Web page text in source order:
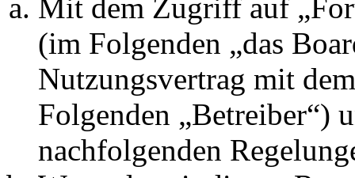
Mit dem Zugriff auf
(im Folgenden „das
Nutzungsvertrag mit
Folgenden „Betreiber“)
nachfolgenden